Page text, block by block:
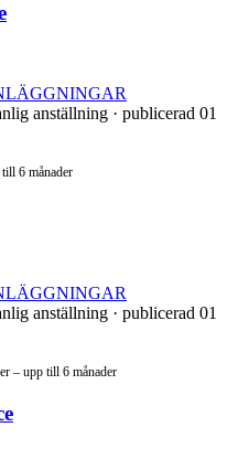
anställning · publicerad 01
6 månader
anställning · publicerad 01
– upp till 6 månader